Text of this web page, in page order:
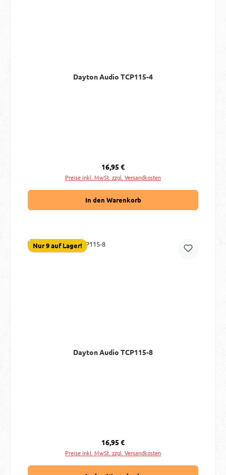
Dayton Audio TCP115-4
Regulärer Preis:
16,95 €
Preise inkl. MwSt. zzgl. Versandkosten
In den Warenkorb
Nur 9 auf Lager!
Dayton Audio TCP115-8
Regulärer Preis:
16,95 €
Preise inkl. MwSt. zzgl. Versandkosten